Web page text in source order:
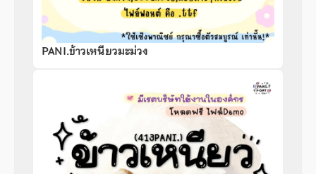
PANI.ข้าวเหนียวมะม่วง